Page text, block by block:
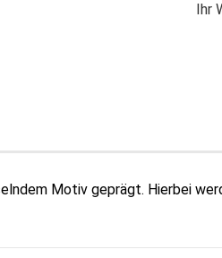
Ihr
Motiv geprägt. Hierbei